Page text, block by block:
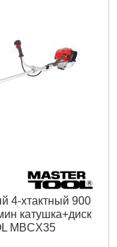
4-хтактный 900
катушка+диск
MBCX35